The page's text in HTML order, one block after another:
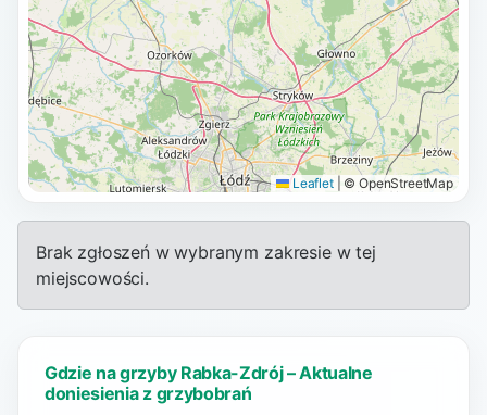
Leaflet © OpenStreetMap
Brak zgłoszeń w wybranym zakresie w tej
miejscowości.
Gdzie na grzyby Rabka-Zdrój – Aktualne
doniesienia z grzybobrań